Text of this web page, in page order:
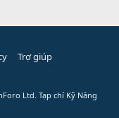
Trợ giúp
Ltd. Tạp chí Kỹ Năng